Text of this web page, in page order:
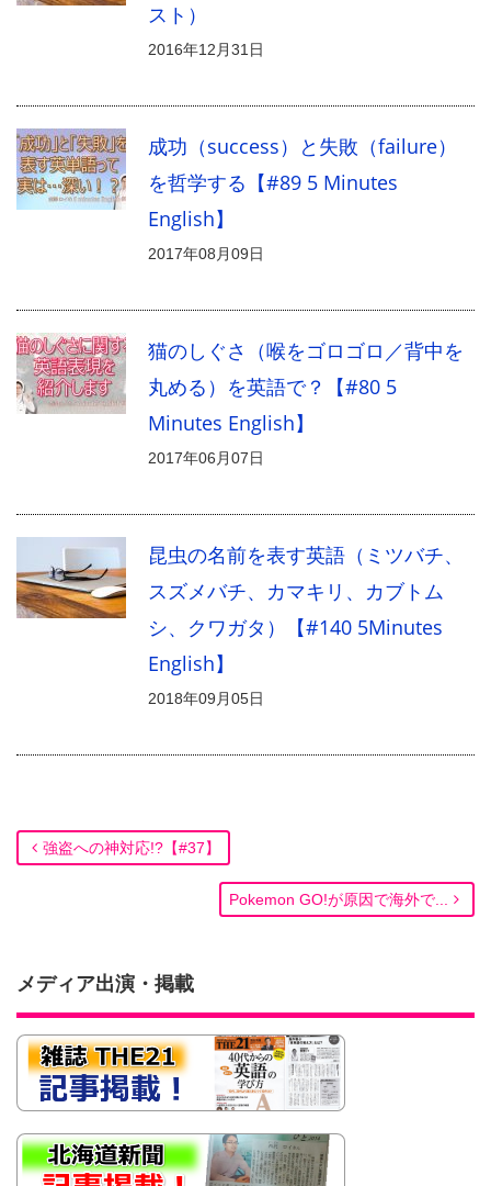
スト）
2016年12月31日
成功（success）と失敗（failure）
を哲学する【#89 5 Minutes
English】
2017年08月09日
猫のしぐさ（喉をゴロゴロ／背中を
丸める）を英語で？【#80 5
Minutes English】
2017年06月07日
昆虫の名前を表す英語（ミツバチ、
スズメバチ、カマキリ、カブトム
シ、クワガタ）【#140 5Minutes
English】
2018年09月05日
強盗への神対応!?【#37】
Pokemon GO!が原因で海外で...
メディア出演・掲載